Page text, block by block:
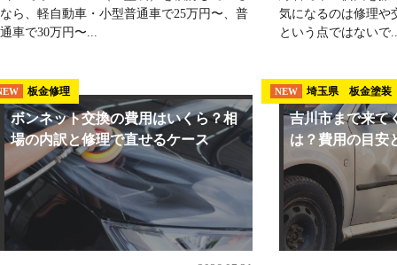
なら、軽自動車・小型普通車で25万円〜、普
通車で30万円〜...
気になるのは修理や
という点ではないで
板金修理
ボンネット交換の費用はいくら？相
場の内訳と修理で直せるケース
NEW 埼玉県 板金塗装
吉川市まで来て
は？費用の目安